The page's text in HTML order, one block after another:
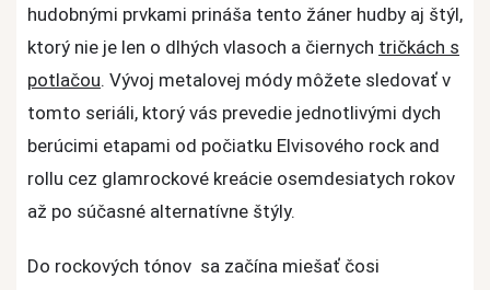
oblieka
heavy
metal
hudobnými prvkami prináša tento žáner hudby aj štýl,
ktorý nie je len o dlhých vlasoch a čiernych tričkách s
potlačou. Vývoj metalovej módy môžete sledovať v
tomto seriáli, ktorý vás prevedie jednotlivými dych
berúcimi etapami od počiatku Elvisového rock and
rollu cez glamrockové kreácie osemdesiatych rokov
až po súčasné alternatívne štýly.
Do rockových tónov sa začína miešať čosi